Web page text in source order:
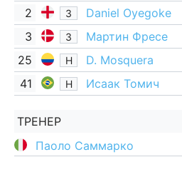
2
З
Daniel Oyegoke
3
З
Мартин Фресе
25
Н
D. Mosquera
41
Н Исаак Томич
ТРЕНЕР
Паоло Саммарко